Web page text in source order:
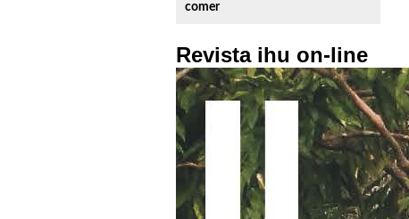
comer
Revista ihu on-line